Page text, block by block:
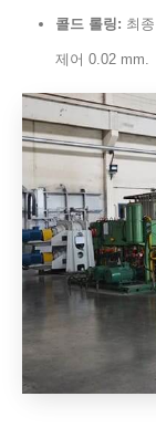
콜드 롤링: 최
제어 0.02 mm.